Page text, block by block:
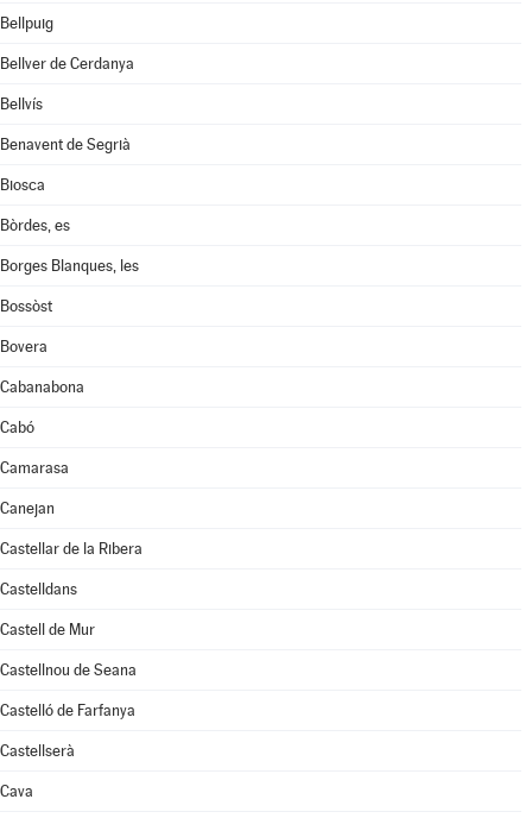
Bellpuig
Bellver de Cerdanya
Bellvís
Benavent de Segrià
Biosca
Bòrdes, es
Borges Blanques, les
Bossòst
Bovera
Cabanabona
Cabó
Camarasa
Canejan
Castellar de la Ribera
Castelldans
Castell de Mur
Castellnou de Seana
Castelló de Farfanya
Castellserà
Cava